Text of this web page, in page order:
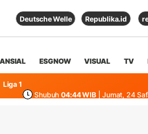
Deutsche Welle Republika.id
ESGNOW VISUAL TV
Liga 1
Shubuh 04:44 WIB | Jumat, 24